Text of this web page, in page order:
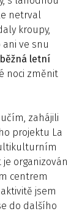
netrval
kroupy,
ve snu
běžná letní
noci změnit
zahájili
projektu La
organizován
centrem
jsem
do dalšího